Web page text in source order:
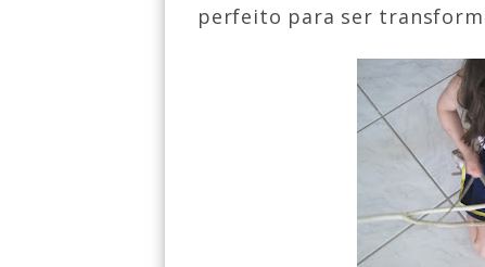
perfeito para ser